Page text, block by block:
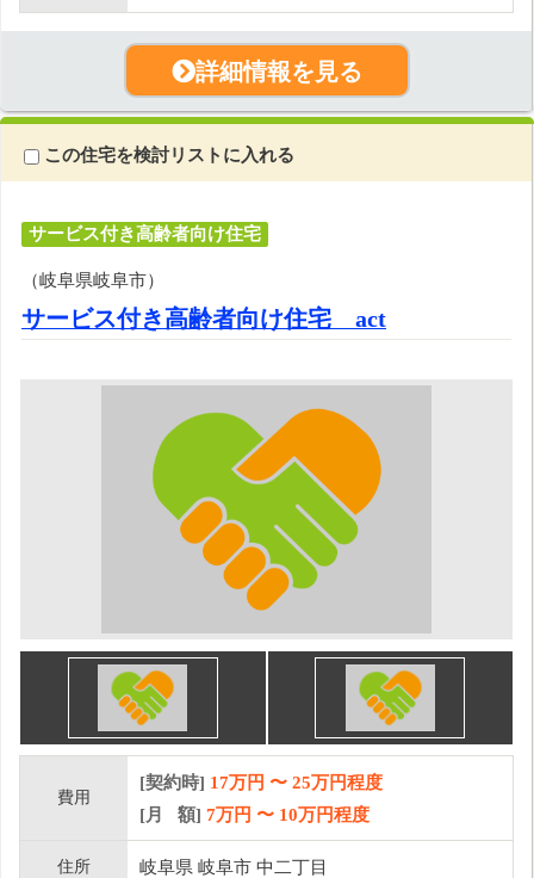
詳細情報を見る
この住宅を検討リストに入れる
サービス付き高齢者向け住宅
（岐阜県岐阜市）
サービス付き高齢者向け住宅 act
費用
[契約時] 17万円 〜 25万円程度
[月 額] 7万円 〜 10万円程度
住所 岐阜県 岐阜市 中二丁目